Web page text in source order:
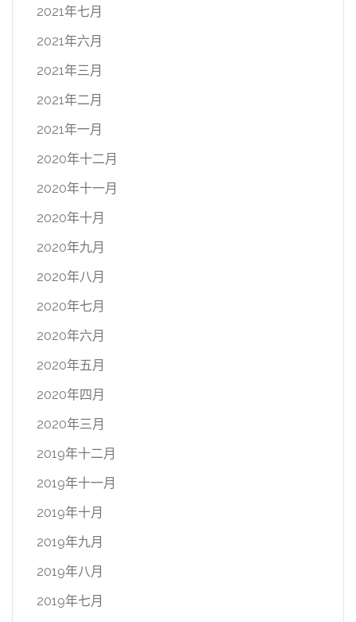
2021年七月
2021年六月
2021年三月
2021年二月
2021年一月
2020年十二月
2020年十一月
2020年十月
2020年九月
2020年八月
2020年七月
2020年六月
2020年五月
2020年四月
2020年三月
2019年十二月
2019年十一月
2019年十月
2019年九月
2019年八月
2019年七月